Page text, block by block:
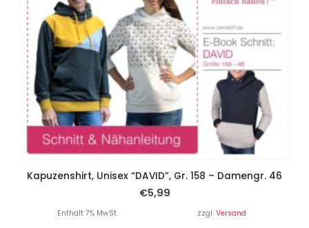
Kapuzenshirt, Unisex “DAVID”, Gr. 158 – Damengr. 46
€5,99
Enthält 7% MwSt. zzgl. Versand